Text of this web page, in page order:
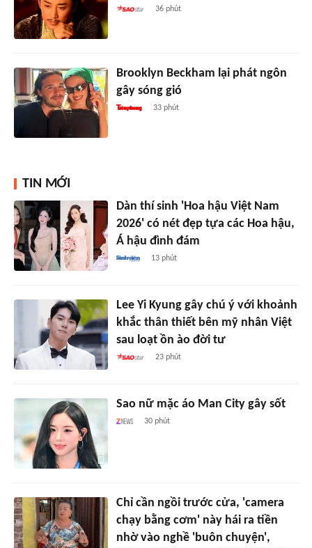
36 phút
Brooklyn Beckham lại phát ngôn
gây sóng gió
33 phút
TIN MỚI
Dàn thí sinh 'Hoa hậu Việt Nam
2026' có nét đẹp tựa các Hoa hậu,
Á hậu đình đám
13 phút
Lee Yi Kyung gây chú ý với khoảnh
khắc thân thiết bên mỹ nhân Việt
sau loạt ồn ào đời tư
23 phút
Sao nữ mặc áo Man City gây sốt
30 phút
Chỉ cần ngồi trước cửa, 'camera
chạy bằng cơm' này hái ra tiền
nhờ vào nghề 'buôn chuyện',